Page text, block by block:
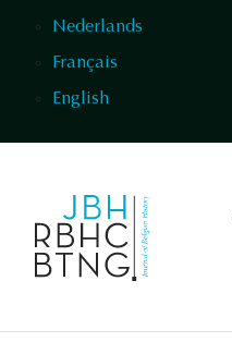
Nederlands
Français
English